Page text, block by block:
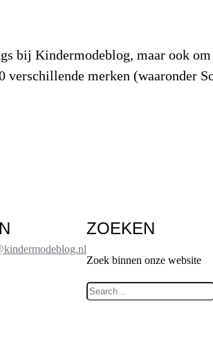
bij Kindermodeblog, maar ook
verschillende merken (waaronder
ZOEKEN
Zoek binnen onze website
Z